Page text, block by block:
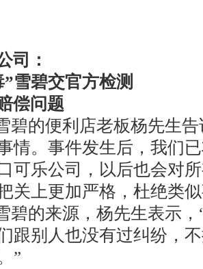
司：
雪碧交官方检测
偿问题
碧的便利店老板杨先生
情。事件发生后，我们
可乐公司，以后也会对
关上更加严格，杜绝类
碧的来源，杨先生表示
跟别人也没有过纠纷，
”